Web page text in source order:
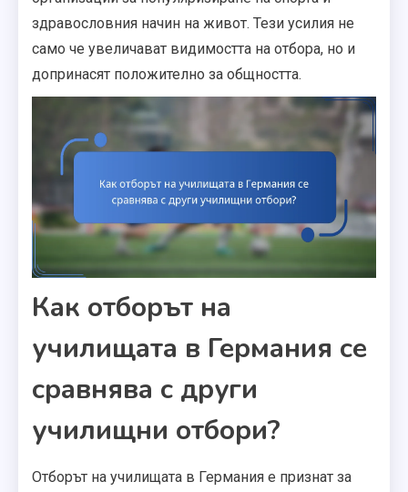
здравословния начин на живот. Тези усилия не
само че увеличават видимостта на отбора, но и
допринасят положително за общността.
Как отборът на
училищата в Германия се
сравнява с други
училищни отбори?
Отборът на училищата в Германия е признат за